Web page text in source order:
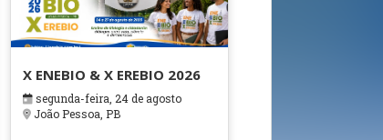
X ENEBIO & X EREBIO 2026
segunda-feira, 24 de agosto
João Pessoa, PB